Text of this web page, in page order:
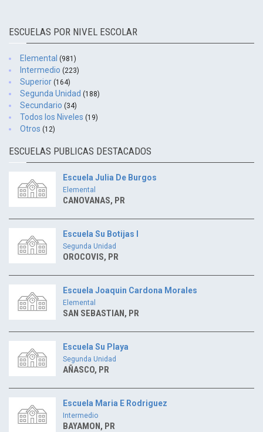
ESCUELAS POR NIVEL ESCOLAR
Elemental (981)
Intermedio (223)
Superior (164)
Segunda Unidad (188)
Secundario (34)
Todos los Niveles (19)
Otros (12)
ESCUELAS PUBLICAS DESTACADOS
Escuela Julia De Burgos
Elemental
CANOVANAS, PR
Escuela Su Botijas I
Segunda Unidad
OROCOVIS, PR
Escuela Joaquin Cardona Morales
Elemental
SAN SEBASTIAN, PR
Escuela Su Playa
Segunda Unidad
AÑASCO, PR
Escuela Maria E Rodriguez
Intermedio
BAYAMON, PR